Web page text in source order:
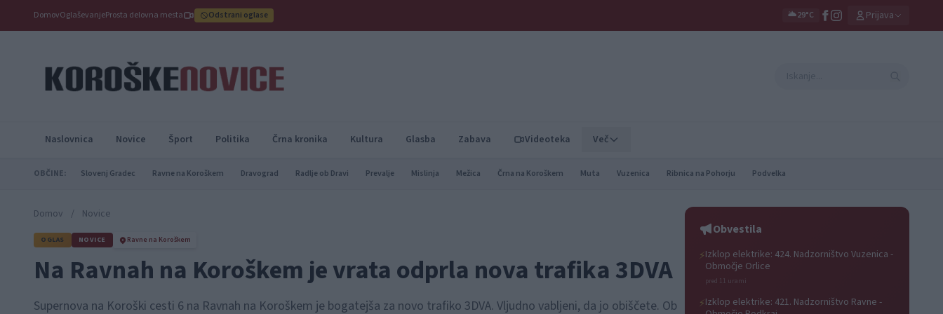
DomovOglaševanjeProsta delovna mesta Odstrani oglase 🌥️29°C Prijava
Naslovnica Novice Šport Politika Črna kronika Kultura Glasba Zabava Videoteka Več
OBČINE: Slovenj Gradec Ravne na Koroškem Dravograd Radlje ob Dravi Prevalje Mislinja Mežica Črna na Koroškem Muta Vuzenica Ribnica na Pohorju Podvelka
Domov / Novice
OGLAS NOVICE Ravne na Koroškem
Na Ravnah na Koroškem je vrata odprla nova trafika 3DVA
Supernova na Koroški cesti 6 na Ravnah na Koroškem je bogatejša za novo trafiko 3DVA. Vljudno vabljeni, da jo obiščete. Ob
Obvestila
⚡Izklop elektrike: 424. Nadzorništvo Vuzenica -
Območje Orlice
pred 11 urami
⚡Izklop elektrike: 421. Nadzorništvo Ravne -